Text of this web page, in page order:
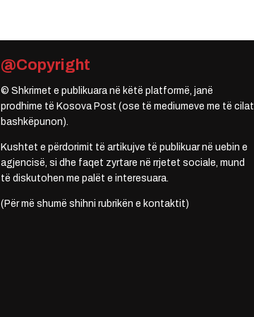
@Copyright
© Shkrimet e publikuara në këtë platformë, janë
prodhime të Kosova Post (ose të mediumeve me të cilat
bashkëpunon).
Kushtet e përdorimit të artikujve të publikuar në uebin e
agjencisë, si dhe faqet zyrtare në rrjetet sociale, mund
të diskutohen me palët e interesuara.
(Për më shumë shihni rubrikën e kontaktit)